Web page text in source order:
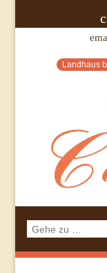
Landhaus